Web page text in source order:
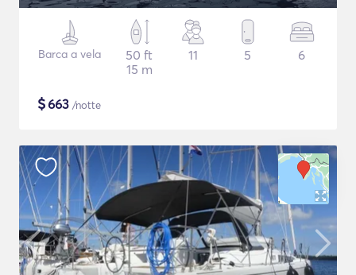
Barca a vela
50 ft
15 m
11 5 6
$663 /notte